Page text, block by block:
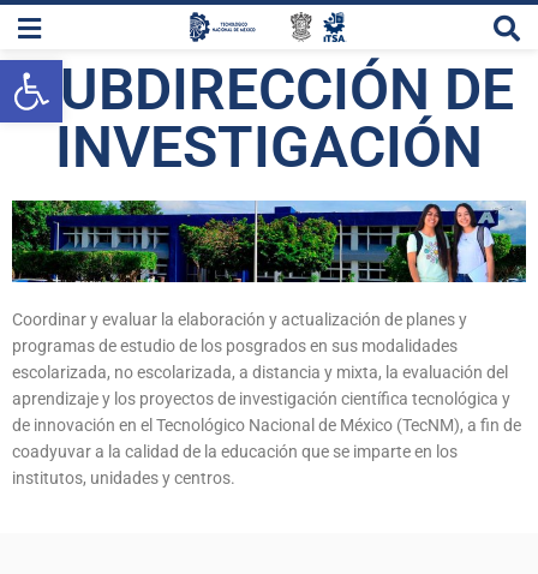
SUBDIRECCIÓN DE
INVESTIGACIÓN
Coordinar y evaluar la elaboración y actualización de planes y
programas de estudio de los posgrados en sus modalidades
escolarizada, no escolarizada, a distancia y mixta, la evaluación del
aprendizaje y los proyectos de investigación científica tecnológica y
de innovación en el Tecnológico Nacional de México (TecNM), a fin de
coadyuvar a la calidad de la educación que se imparte en los
institutos, unidades y centros.
Abrir barra de herramientas